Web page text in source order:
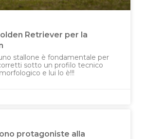
Retriever per la
stallone è fondamentale per
sotto un profilo tecnico
e lui lo è!!!
protagoniste alla